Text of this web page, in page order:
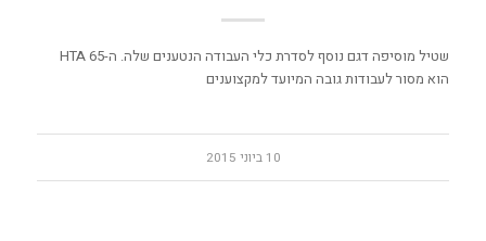
שטיל מוסיפה דגם נוסף לסדרת כלי העבודה הנטענים שלה. ה-HTA 65
הוא מסור לעבודות גובה המיועד למקצוענים
10 ביוני 2015